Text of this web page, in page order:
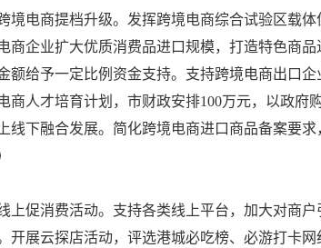
境电商提档升级。发挥跨境电商综合试验区载
商企业扩大优质消费品进口规模，打造特色商
额给予一定比例资金支持。支持跨境电商出口
商人才培育计划，市财政安排100万元，以政
线下融合发展。简化跨境电商进口商品备案要
上促消费活动。支持各类线上平台，加大对商
开展云探店活动，评选港城必吃榜、必游打卡